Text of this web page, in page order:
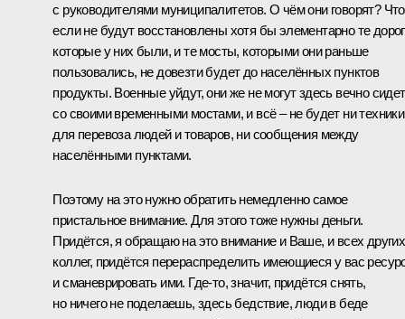
с руководителями муниципалитетов. О чём они говорят?
если не будут восстановлены хотя бы элементарно те
которые у них были, и те мосты, которыми они раньше
пользовались, не довезти будет до населённых пунктов
продукты. Военные уйдут, они же не могут здесь вечно
со своими временными мостами, и всё – не будет ни техники
для перевоза людей и товаров, ни сообщения между
населёнными пунктами.
Поэтому на это нужно обратить немедленно самое
пристальное внимание. Для этого тоже нужны деньги.
Придётся, я обращаю на это внимание и Ваше, и всех других
коллег, придётся перераспределить имеющиеся у вас
и сманеврировать ими. Где‑то, значит, придётся снять,
но ничего не поделаешь, здесь бедствие, люди в беде